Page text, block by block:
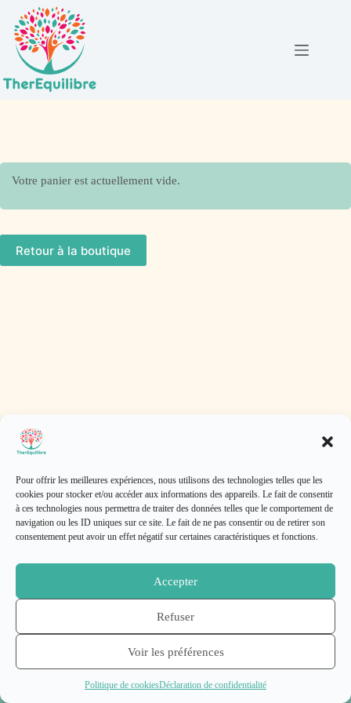
Pour offrir les meilleures expériences, nous utilisons des technologies telles que les
cookies pour stocker et/ou accéder aux informations des appareils. Le fait de consentir
à ces technologies nous permettra de traiter des données telles que le comportement de
navigation ou les ID uniques sur ce site. Le fait de ne pas consentir ou de retirer son
consentement peut avoir un effet négatif sur certaines caractéristiques et fonctions.
Accepter
Refuser
Voir les préférences
Politique de cookiesDéclaration de confidentialité
Votre panier est actuellement vide.
Retour à la boutique
Informations de contact
Politique de cookies (UE)
Conditions Générales de Vente
Nous proposons des séances de naturopathie et d’intégration des
réflexes archaïques à Le Touvet et Froges, au cœur de la vallée du
Grésivaudan, près de Crolles, Pontcharra, Meylan,
Copyright © 2026 - Thème WordPress parCreativeThemes.
Naturopathe Grenoble • Naturopathe Chambéry • Réflexes archaïques Froges • Réflexes
archaïques Grenoble